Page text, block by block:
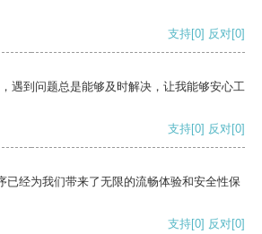
支持[0] 反对[0]
遇到问题总是能够及时解决，让我能够安心工
支持[0] 反对[0]
已经为我们带来了无限的流畅体验和安全性保
支持[0] 反对[0]